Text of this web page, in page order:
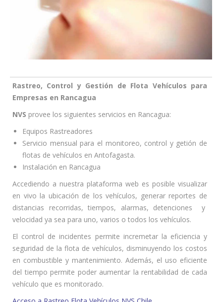
Rastreo, Control y Gestión de Flota Vehículos para
Empresas en Rancagua
NVS provee los siguientes servicios en Rancagua:
Equipos Rastreadores
Servicio mensual para el monitoreo, control y getión de
flotas de vehículos en Antofagasta.
Instalación en Rancagua
Accediendo a nuestra plataforma web es posible visualizar
en vivo la ubicación de los vehículos, generar reportes de
distancias recorridas, tiempos, alarmas, detenciones y
velocidad ya sea para uno, varios o todos los vehículos.
El control de incidentes permite incremetar la eficiencia y
seguridad de la flota de vehículos, disminuyendo los costos
en combustible y mantenimiento. Además, el uso eficiente
del tiempo permite poder aumentar la rentabilidad de cada
vehículo que es monitorado.